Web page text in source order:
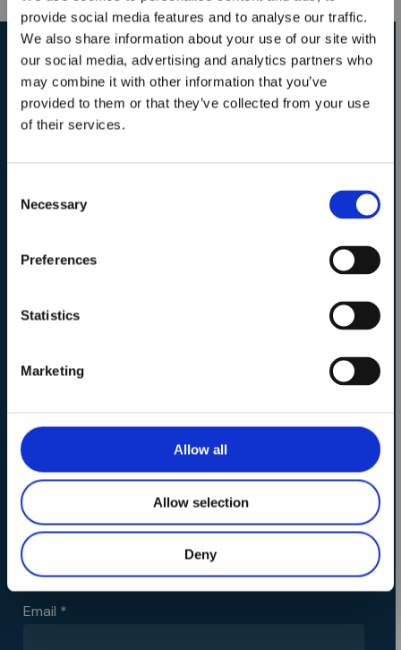
provide social media features and to analyse our traffic.
We also share information about your use of our site with
our social media, advertising and analytics partners who
may combine it with other information that you’ve
provided to them or that they’ve collected from your use
of their services.
Selection
Necessary
Preferences
Statistics
Marketing
Allow all
Allow selection
Deny
Richiedi informazioni sui
corsi e le sedi ITS MAKER
Compila il form per ricevere dettagli su corsi,
programmi, modalità di iscrizione e opportunità
Cognome *
Email *
Academy per il
biennio 2026–2028!
Chiusura iscrizioni:
ITS MAKER Academy
Calendario Open Days